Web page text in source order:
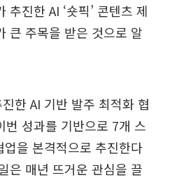
추진한 AI ‘숏픽’ 콘텐츠 제
큰 주목을 받은 것으로 알
한 AI 기반 발주 최적화 협
번 성과를 기반으로 7개 스
을 본격적으로 추진한다
은 매년 뜨거운 관심을 끌